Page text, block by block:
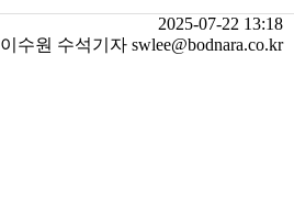
2025-07-22 13:18
이수원 수석기자 swlee@bodnara.co.kr